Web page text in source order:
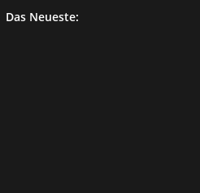
Das Neueste: